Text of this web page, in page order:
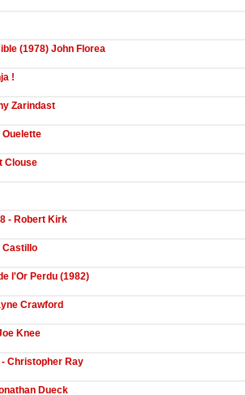
(1978) John Florea
!
Zarindast
Ouelette
Clouse
- Robert Kirk
Castillo
l'Or Perdu (1982)
Crawford
Knee
Christopher Ray
Dueck